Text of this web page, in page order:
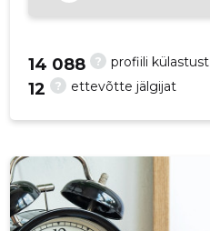
? profiili külastust
14 088
? ettevõtte jälgijat
12